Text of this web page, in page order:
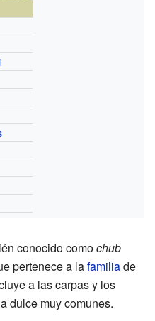
conocido comochub
pertenece a lafamiliade
a las carpas y los
dulce muy comunes.